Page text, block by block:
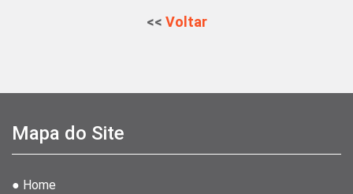
<< Voltar
Mapa do Site
● Home